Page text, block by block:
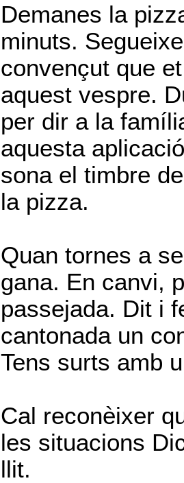
Demanes la
minuts.
convençut que
aquest vespre.
per dir a la
aquesta
sona el timbre
la pizza.
Quan tornes a
gana. En canvi,
passejada. Dit i
cantonada un
Tens surts amb
Cal reconèixer
les situacions
llit.